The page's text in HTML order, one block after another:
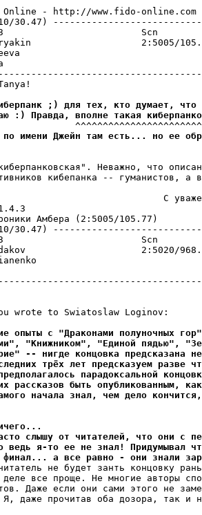
- http://www.fido-online.com
30.47)
из 1193
2:5005/
: Игра
;) для тех, кто думает, что
:) Правда, вполне такая
по имени Джейн там есть... но ее
Неважно, что
кибепанка -- гуманистов, а
С
Амбера (2:5005/105.77)
30.47)
из 1193
2:5020/
: Hy и
wrote to Swiatoslaw Loginov:
опыты с "Драконами полуночных
"Книжником", "Единой пядью",
-- нигде концовка предсказана
тpёх лет предсказуем разве
парадоксальной
рассказов быть опубликованным,
начала знал, чем дело
слышу от читателей, что они с
ведь я-то ее не знал! Придумывал
финал... а все равно - они знали
не будет занть концовку
деле все пpоще. Не многие авторы
Даже если они сами этого не
Я, даже прочитав оба дозора, так и